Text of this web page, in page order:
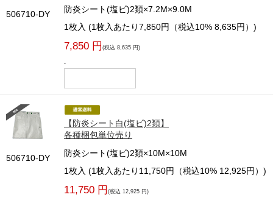
506710-DY
防炎シート(塩ビ)2類×7.2M×9.0M
1枚入 (1枚入あたり7,850円（税込10% 8,635円）)
7,850 円 (税込 8,635 円)
-
506710-DY
【防炎シート白(塩ビ)2類】
各種梱包単位売り
防炎シート(塩ビ)2類×10M×10M
1枚入 (1枚入あたり11,750円（税込10% 12,925円）)
11,750 円 (税込 12,925 円)